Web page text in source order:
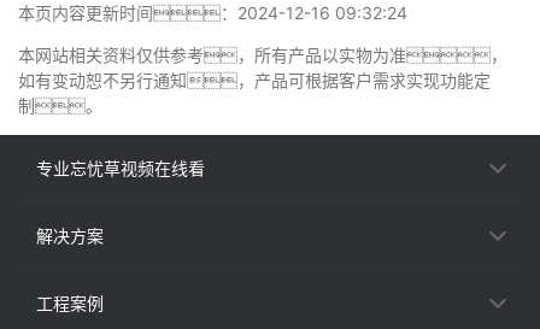
本页内容更新时间：2024-12-16 09:32:24
本网站相关资料仅供参考，所有产品以实物为准，
如有变动恕不另行通知，产品可根据客户需求实现功能定
制。
专业忘忧草视频在线看
解决方案
工程案例